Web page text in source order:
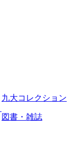
九大コレクション
図書・雑誌